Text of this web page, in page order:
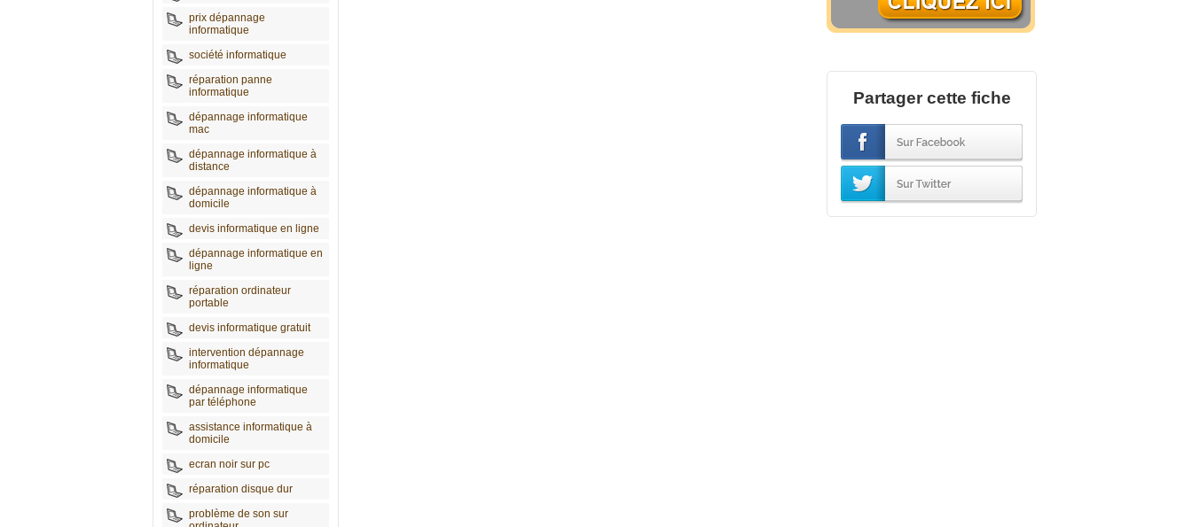
prix dépannage
informatique
société informatique
réparation panne
informatique
dépannage informatique
mac
dépannage informatique à
distance
dépannage informatique à
domicile
devis informatique en ligne
dépannage informatique en
ligne
réparation ordinateur
portable
devis informatique gratuit
intervention dépannage
informatique
dépannage informatique
par téléphone
assistance informatique à
domicile
ecran noir sur pc
réparation disque dur
problème de son sur
Partager cette fiche